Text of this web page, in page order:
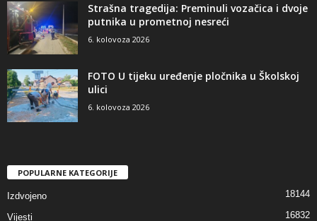
Strašna tragedija: Preminuli vozačica i dvoje
putnika u prometnoj nesreći
6. kolovoza 2026
FOTO U tijeku uređenje pločnika u Školskoj
ulici
6. kolovoza 2026
POPULARNE KATEGORIJE
Izdvojeno 18144
Vijesti 16832